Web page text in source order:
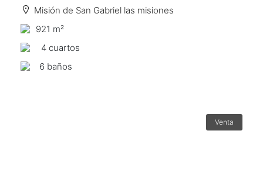
Misión de San Gabriel las misiones
921 m²
4 сuartos
6 baños
Venta